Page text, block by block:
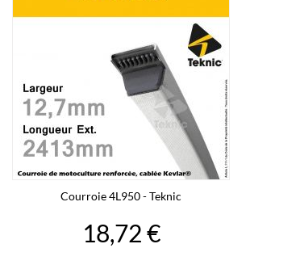
Courroie 4L950 - Teknic
18,72 €